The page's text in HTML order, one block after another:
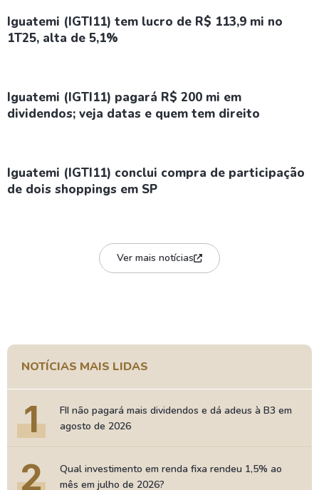
Iguatemi (IGTI11) tem lucro de R$ 113,9 mi no
1T25, alta de 5,1%
Iguatemi (IGTI11) pagará R$ 200 mi em
dividendos; veja datas e quem tem direito
Iguatemi (IGTI11) conclui compra de participação
de dois shoppings em SP
Ver mais notícias
NOTÍCIAS MAIS LIDAS
1
FII não pagará mais dividendos e dá adeus à B3 em
agosto de 2026
2
Qual investimento em renda fixa rendeu 1,5% ao
mês em julho de 2026?